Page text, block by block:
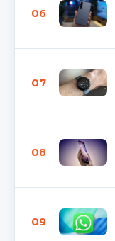
06
07
08
09